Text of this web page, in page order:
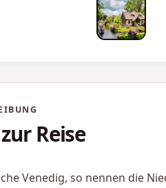
Reise
Venedig, so nennen die